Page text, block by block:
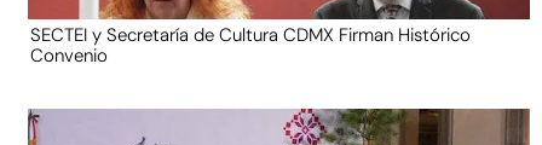
SECTEI y Secretaría de Cultura CDMX Firman Histórico
Convenio